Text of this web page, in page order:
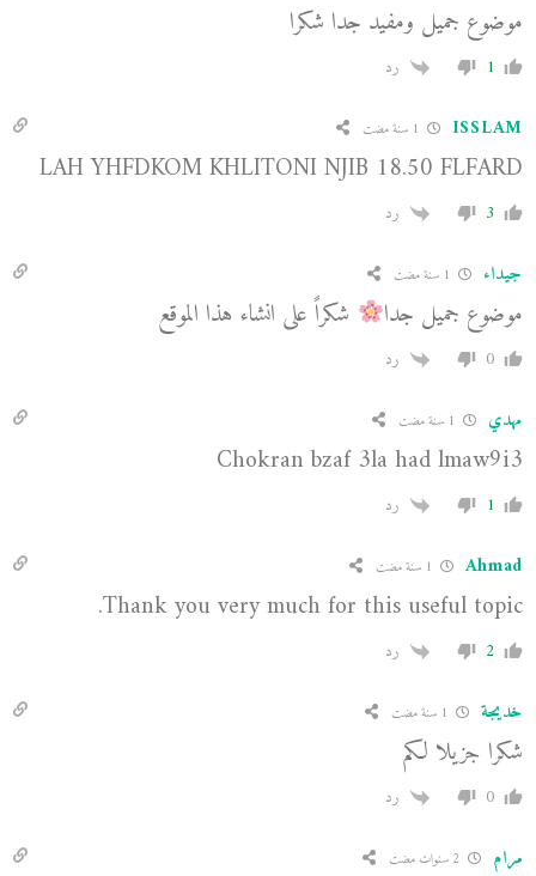
موضوع جميل ومفيد جدا شكرا
1 رد
ISSLAM
LAH YHFDKOM KHLITONI NJIB 18.50 FLFARD
3 رد
جيداء
موضوع جميل جدا شكراً على انشاء هذا الموقع
0 رد
مهدي
Chokran bzaf 3la had lmaw9i3
1 رد
Ahmad
Thank you very much for this useful topic.
2 رد
خديجة
شكرا جزيلا لكم
0 رد
مرام